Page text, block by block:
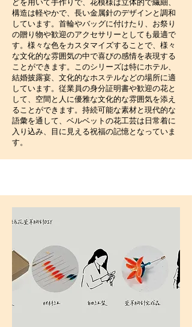
構造は軽やかで、長い金属針のデザインと調和
しています。首輪やバッグに付けたり、お祭り
の贈り物や歓迎のアクセサリーとしても最適で
す。様々な色をカスタマイズすることで、様々
な文化的な雰囲気の中で喜びの感情を表現する
ことができます。このシリーズは特にホテル、
結婚披露宴、文化的なホステルなどの場所に適
しています。従業員の身分証明書や歓迎の花と
して、空間と人に優雅な文化的な雰囲気を添え
ることができます。持続可能な素材と現代的な
語彙を通して、ベルベットの花工芸は日常着に
入り込み、目に見える祝福の記憶となっていま
す。